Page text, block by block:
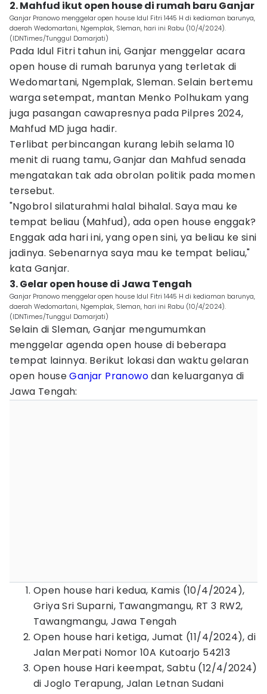
2. Mahfud ikut open house di rumah baru Ganjar
Ganjar Pranowo menggelar open house Idul Fitri 1445 H di kediaman barunya,
daerah Wedomartani, Ngemplak, Sleman, hari ini Rabu (10/4/2024).
(IDNTimes/Tunggul Damarjati)
Pada Idul Fitri tahun ini, Ganjar menggelar acara
open house di rumah barunya yang terletak di
Wedomartani, Ngemplak, Sleman. Selain bertemu
warga setempat, mantan Menko Polhukam yang
juga pasangan cawapresnya pada Pilpres 2024,
Mahfud MD juga hadir.
Terlibat perbincangan kurang lebih selama 10
menit di ruang tamu, Ganjar dan Mahfud senada
mengatakan tak ada obrolan politik pada momen
tersebut.
"Ngobrol silaturahmi halal bihalal. Saya mau ke
tempat beliau (Mahfud), ada open house enggak?
Enggak ada hari ini, yang open sini, ya beliau ke sini
jadinya. Sebenarnya saya mau ke tempat beliau,"
kata Ganjar.
3. Gelar open house di Jawa Tengah
Ganjar Pranowo menggelar open house Idul Fitri 1445 H di kediaman barunya,
daerah Wedomartani, Ngemplak, Sleman, hari ini Rabu (10/4/2024).
(IDNTimes/Tunggul Damarjati)
Selain di Sleman, Ganjar mengumumkan
menggelar agenda open house di beberapa
tempat lainnya. Berikut lokasi dan waktu gelaran
open houseGanjar Pranowodan keluarganya di
Jawa Tengah:
Open house hari kedua, Kamis (10/4/2024),
Griya Sri Suparni, Tawangmangu, RT 3 RW2,
Tawangmangu, Jawa Tengah
Open house hari ketiga, Jumat (11/4/2024), di
Jalan Merpati Nomor 10A Kutoarjo 54213
Open house Hari keempat, Sabtu (12/4/2024)
di Joglo Terapung, Jalan Letnan Sudani